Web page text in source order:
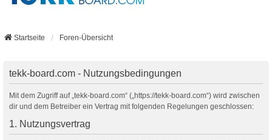
Startseite Foren-Übersicht
tekk-board.com - Nutzungsbedingungen
Mit dem Zugriff auf „tekk-board.com“ („https://tekk-board.com“) wird zwischen
dir und dem Betreiber ein Vertrag mit folgenden Regelungen geschlossen:
1. Nutzungsvertrag